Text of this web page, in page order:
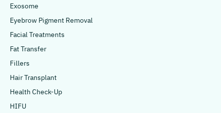
Exosome
Eyebrow Pigment Removal
Facial Treatments
Fat Transfer
Fillers
Hair Transplant
Health Check-Up
HIFU